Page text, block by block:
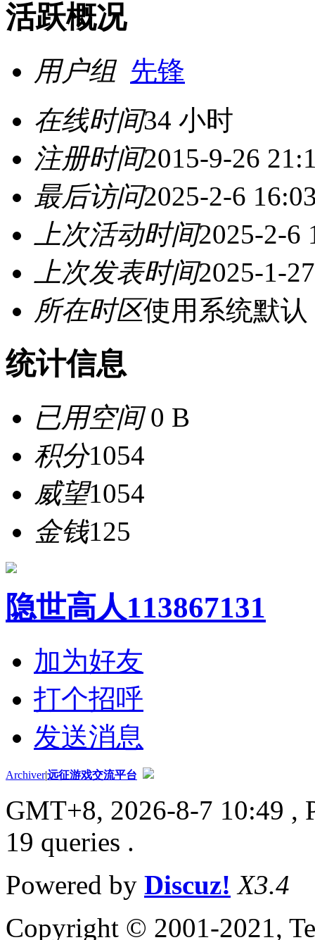
活跃概况
用户组 先锋
在线时间34 小时
注册时间2015-9-26
最后访问2025-2-6
上次活动时间2025-2-6
上次发表时间2025-1-
所在时区使用系统默认
统计信息
已用空间0 B
积分1054
威望1054
金钱125
隐世高人113867131
加为好友
打个招呼
发送消息
Archiver|远征游戏交流平台
GMT+8, 2026-8-7 10:49 ,
19 queries .
Powered by Discuz! X3.4
Copyright © 2001-2021,